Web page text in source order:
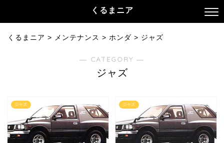
くるまニア
くるまニア > メンテナンス > ホンダ > ジャズ
― CATEGORY ―
ジャズ
ジャズ ジャズ